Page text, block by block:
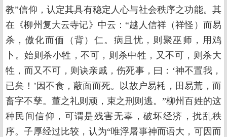
教”信仰，认定其具有稳定人心与社会秩序之功能。其
在《柳州复大云寺记》中云：“越人信祥（祥怪）而易
杀，傲化而偭（背）仁。病且忧，则聚巫师，用鸡
卜。始则杀小牲，不可，则杀中牲，又不可，则杀大
牲，而又不可，则诀亲戚，伤死事，曰：‘神不置我，
已矣！’因不食，蔽面而死。以故户易耗，田易荒，而
畜字不孳。董之礼则顽，束之刑则逃。”柳州百姓的这
种民间信仰，可谓是残害无辜，破坏经济，扰乱秩
序。子厚经过比较，认为“唯浮屠事神而语大，可因而